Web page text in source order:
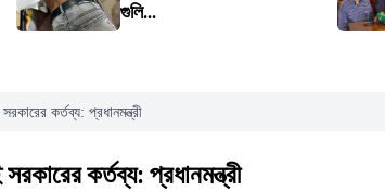
গুলি...
কর্তব্য: প্রধানমন্ত্রী
কর্তব্য: প্রধানমন্ত্রী